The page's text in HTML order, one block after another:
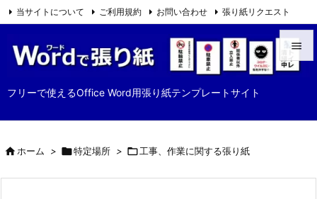
フリーで使えるOffice Word用張り紙テンプレートサイト


当サイトについて ご利用規約 お問い合わせ 張り紙リクエスト
ホーム > 特定場所 > 工事、作業に関する張り紙